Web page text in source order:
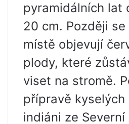
pyramidálních lat
20 cm. Později se
místě objevují
plody, které
viset na stromě.
přípravě kyselých
indiáni ze Severní